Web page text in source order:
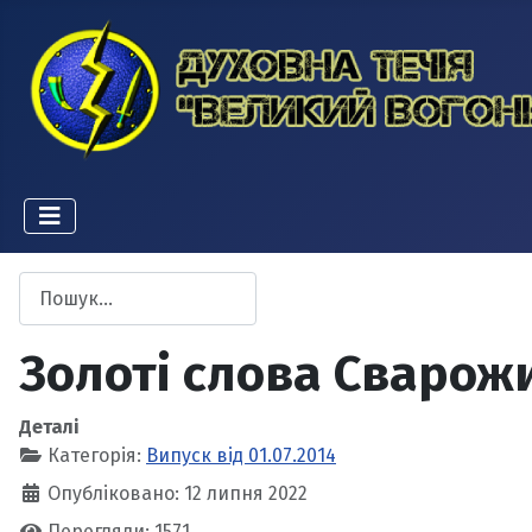
Золоті слова
Деталі
Категорія: Випуск від 01.07.2014
Опубліковано: 12 липня 2022